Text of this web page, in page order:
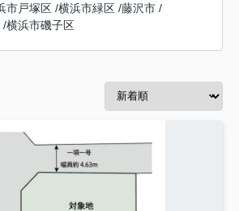
市戸塚区 /横浜市緑区 /藤沢市 /
/横浜市磯子区